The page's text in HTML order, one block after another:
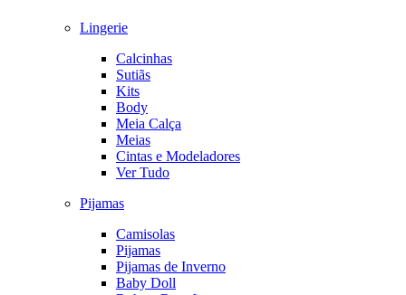
Lingerie
Calcinhas
Sutiãs
Kits
Body
Meia Calça
Meias
Cintas e Modeladores
Ver Tudo
Pijamas
Camisolas
Pijamas
Pijamas de Inverno
Baby Doll